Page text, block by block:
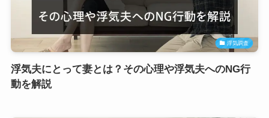
浮気調査
浮気夫にとって妻とは？その心理や浮気夫へのNG行
動を解説